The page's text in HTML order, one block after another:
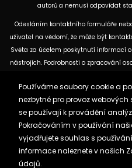
autorů a nemusí odpovídat
Odesláním kontaktního formuláře
uživatel na vědomí, že může být
Světa za účelem poskytnutí informací
nástrojích. Podrobnosti o zpracování
dostupných na těchto internetových
být uvedeny informace o použitých
ke kterému se
Zásady ochrany osobních
Reklama
Používáme soubory cookie a
nezbytné pro provoz webových
se používají k provádění
Pokračováním v používání
vyjadřujete souhlas s
informace naleznete v našich
údajů.